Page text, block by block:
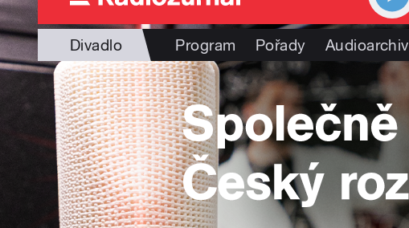
Divadlo Program Pořady Audioarchiv